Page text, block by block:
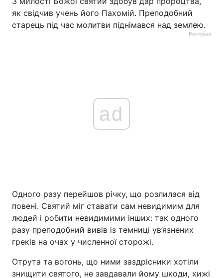
як свідчив учень його Пахомій. Преподобний
старець під час молитви піднімався над землею.
Реклама
ad
Одного разу перейшов річку, що розлилася від
повені. Святий міг ставати сам невидимим для
людей і робити невидимими інших: так одного
разу преподобний вивів із темниці ув’язнених
греків на очах у численної сторожі.
Отрута та вогонь, що ними заздрісники хотіли
знищити святого, не завдавали йому шкоди, хижі